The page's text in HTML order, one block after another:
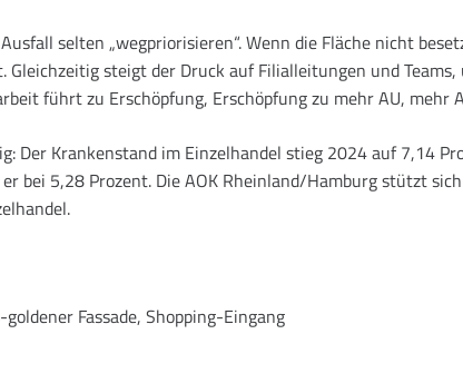
selten „wegpriorisieren“. Wenn die Fläche nicht
Gleichzeitig steigt der Druck auf Filialleitungen und
führt zu Erschöpfung, Erschöpfung zu mehr AU, mehr
Der Krankenstand im Einzelhandel stieg 2024 auf 7,14
bei 5,28 Prozent. Die AOK Rheinland/Hamburg stützt